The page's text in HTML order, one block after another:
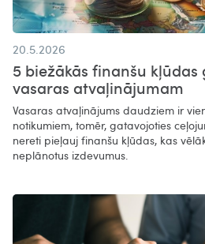
20.5.2026
5 biežākās finanšu
vasaras atvaļinājumam
Vasaras atvaļinājums daudziem ir
notikumiem, tomēr, gatavojoties
nereti pieļauj finanšu kļūdas, kas
neplānotus izdevumus.